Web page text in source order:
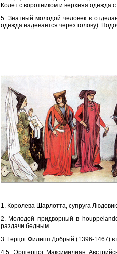
Колет с воротником и верхняя одежда
5. Знатный молодой человек в
одежда надевается через голову).
1. Королева Шарлотта, супруга
2. Молодой придворный в
раздачи бедным.
3. Герцог Филипп Добрый (1396-1467) в
4,5. Эрцгерцог Максимилиан